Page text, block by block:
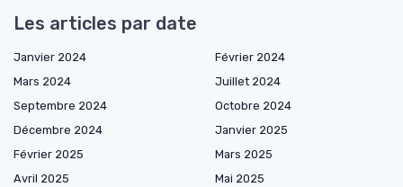
Les articles par date
Janvier 2024
Février 2024
Mars 2024
Juillet 2024
Septembre 2024
Octobre 2024
Décembre 2024
Janvier 2025
Février 2025
Mars 2025
Avril 2025
Mai 2025